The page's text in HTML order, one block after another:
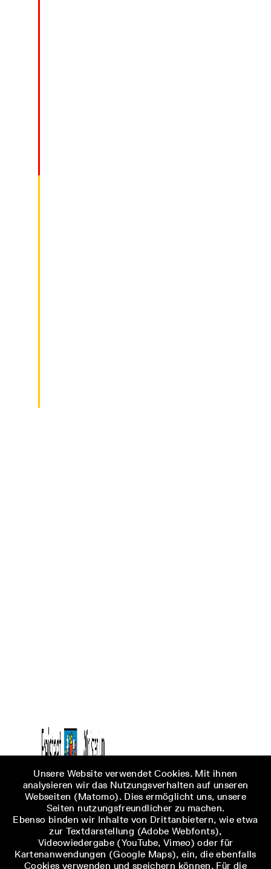
Unsere Website verwendet Cookies. Mit ihnen
analysieren wir das Nutzungsverhalten auf unseren
Webseiten (Matomo). Dies ermöglicht uns, unsere
Seiten nutzungsfreundlicher zu machen.
Ebenso binden wir Inhalte von Drittanbietern, wie etwa
zur Textdarstellung (Adobe Webfonts),
Videowiedergabe (YouTube, Vimeo) oder für
Kartenanwendungen (Google Maps), ein, die ebenfalls
Cookies verwenden und speichern können. Für die